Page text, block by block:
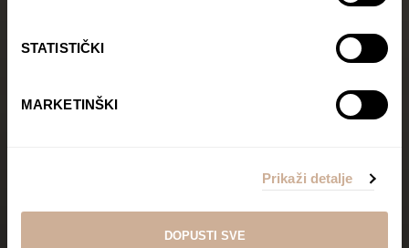
STATISTIČKI
MARKETINŠKI
Prikaži detalje
DOPUSTI SVE